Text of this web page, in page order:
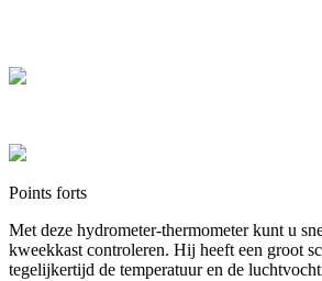
Points forts
Met deze hydrometer-thermometer kunt u
kweekkast controleren. Hij heeft een groot
tegelijkertijd de temperatuur en de